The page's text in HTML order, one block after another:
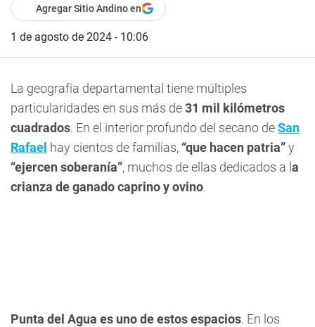
Agregar Sitio Andino en
1 de agosto de 2024 - 10:06
La geografía departamental tiene múltiples
particularidades en sus más de31 mil kilómetros
cuadrados. En el interior profundo del secano deSan
Rafael hay cientos de familias, “que hacen patria”y
“ejercen soberanía”, muchos de ellas dedicados a l a
crianza de ganado caprino y ovino.
Punta del Agua es uno de estos espacios. En los